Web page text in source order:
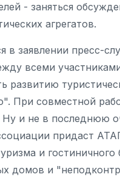
- заняться
агрегатов.
в заявлении пресс-
всеми
развитию
При совместной
Ну и не в последнюю
придаст
и
домов и